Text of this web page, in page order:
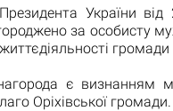
Президента України
за особисту
є визнанням
Оріхівської громади.